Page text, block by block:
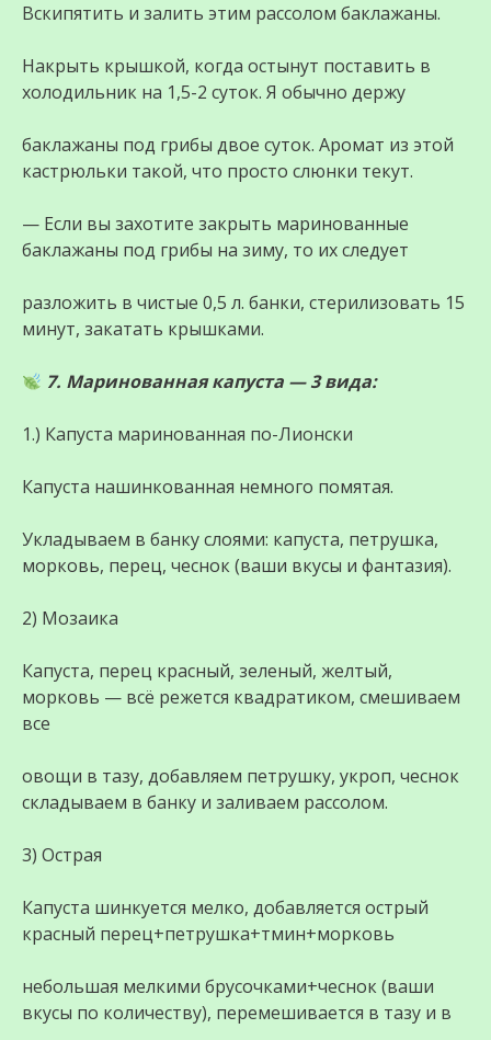
Вскипятить и залить этим рассолом баклажаны.
Накрыть крышкой, когда остынут поставить в
холодильник на 1,5-2 суток. Я обычно держу
баклажаны под грибы двое суток. Аромат из этой
кастрюльки такой, что просто слюнки текут.
— Если вы захотите закрыть маринованные
баклажаны под грибы на зиму, то их следует
разложить в чистые 0,5 л. банки, стерилизовать 15
минут, закатать крышками.
7. Маринованная капуста — 3 вида:
1.) Капуста маринованная по-Лионски
Капуста нашинкованная немного помятая.
Укладываем в банку слоями: капуста, петрушка,
морковь, перец, чеснок (ваши вкусы и фантазия).
2) Мозаика
Капуста, перец красный, зеленый, желтый,
морковь — всё режется квадратиком, смешиваем
все
овощи в тазу, добавляем петрушку, укроп, чеснок
складываем в банку и заливаем рассолом.
3) Острая
Капуста шинкуется мелко, добавляется острый
красный перец+петрушка+тмин+морковь
небольшая мелкими брусочками+чеснок (ваши
вкусы по количеству), перемешивается в тазу и в